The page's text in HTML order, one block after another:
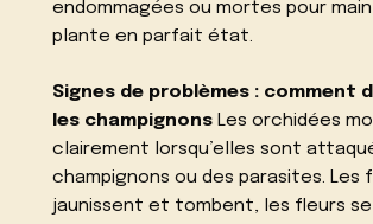
endommagées ou mortes pour
plante en parfait état.
Signes de problèmes : comment
les champignons Les orchidées
clairement lorsqu’elles sont
champignons ou des parasites. Les
jaunissent et tombent, les fleurs